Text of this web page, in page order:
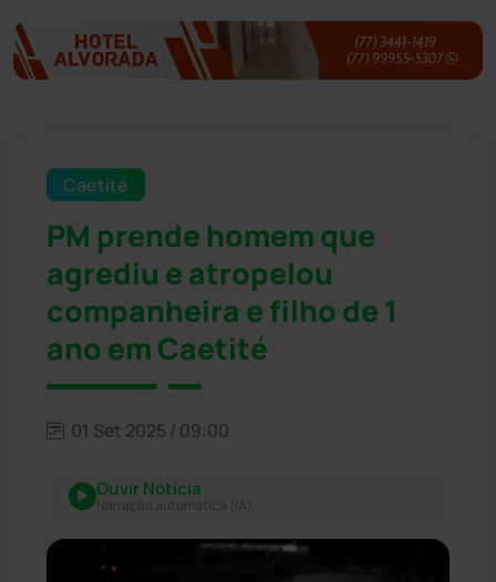
Caetité
PM prende homem que
agrediu e atropelou
companheira e filho de 1
ano em Caetité
01 Set 2025 / 09:00
Ouvir Notícia
Narração automática (IA)